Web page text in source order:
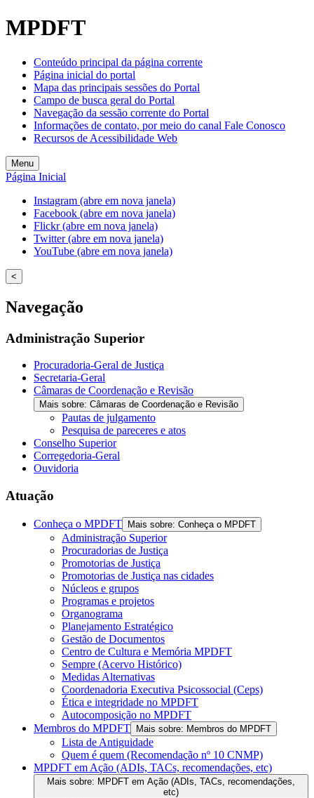
MPDFT
Conteúdo principal da página corrente
Página inicial do portal
Mapa das principais sessões do Portal
Campo de busca geral do Portal
Navegação da sessão corrente do Portal
Informações de contato, por meio do canal Fale Conosco
Recursos de Acessibilidade Web
Menu
Página Inicial
Instagram (abre em nova janela)
Facebook (abre em nova janela)
Flickr (abre em nova janela)
Twitter (abre em nova janela)
YouTube (abre em nova janela)
<
Navegação
Administração Superior
Procuradoria-Geral de Justiça
Secretaria-Geral
Câmaras de Coordenação e Revisão
Mais sobre: Câmaras de Coordenação e Revisão
Pautas de julgamento
Pesquisa de pareceres e atos
Conselho Superior
Corregedoria-Geral
Ouvidoria
Atuação
Conheça o MPDFT Mais sobre: Conheça o MPDFT
Administração Superior
Procuradorias de Justiça
Promotorias de Justiça
Promotorias de Justiça nas cidades
Núcleos e grupos
Programas e projetos
Organograma
Planejamento Estratégico
Gestão de Documentos
Centro de Cultura e Memória MPDFT
Sempre (Acervo Histórico)
Medidas Alternativas
Coordenadoria Executiva Psicossocial (Ceps)
Ética e integridade no MPDFT
Autocomposição no MPDFT
Membros do MPDFT
Mais sobre: Membros do MPDFT
Lista de Antiguidade
Quem é quem (Recomendação nº 10 CNMP)
MPDFT em Ação (ADIs, TACs, recomendações, etc)
Mais sobre: MPDFT em Ação (ADIs, TACs, recomendações,
etc)